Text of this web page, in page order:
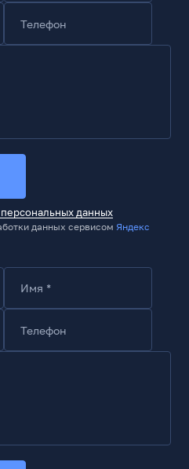
Телефон
данных
данных сервисом Яндекс
Имя *
Телефон